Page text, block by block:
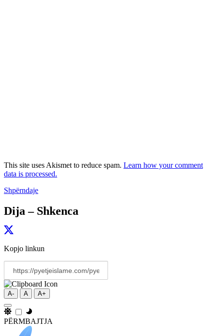
This site uses Akismet to reduce spam. Learn how your comment
data is processed.
Shpërndaje
Dija – Shkenca
Kopjo linkun
A- A A+
PËRMBAJTJA